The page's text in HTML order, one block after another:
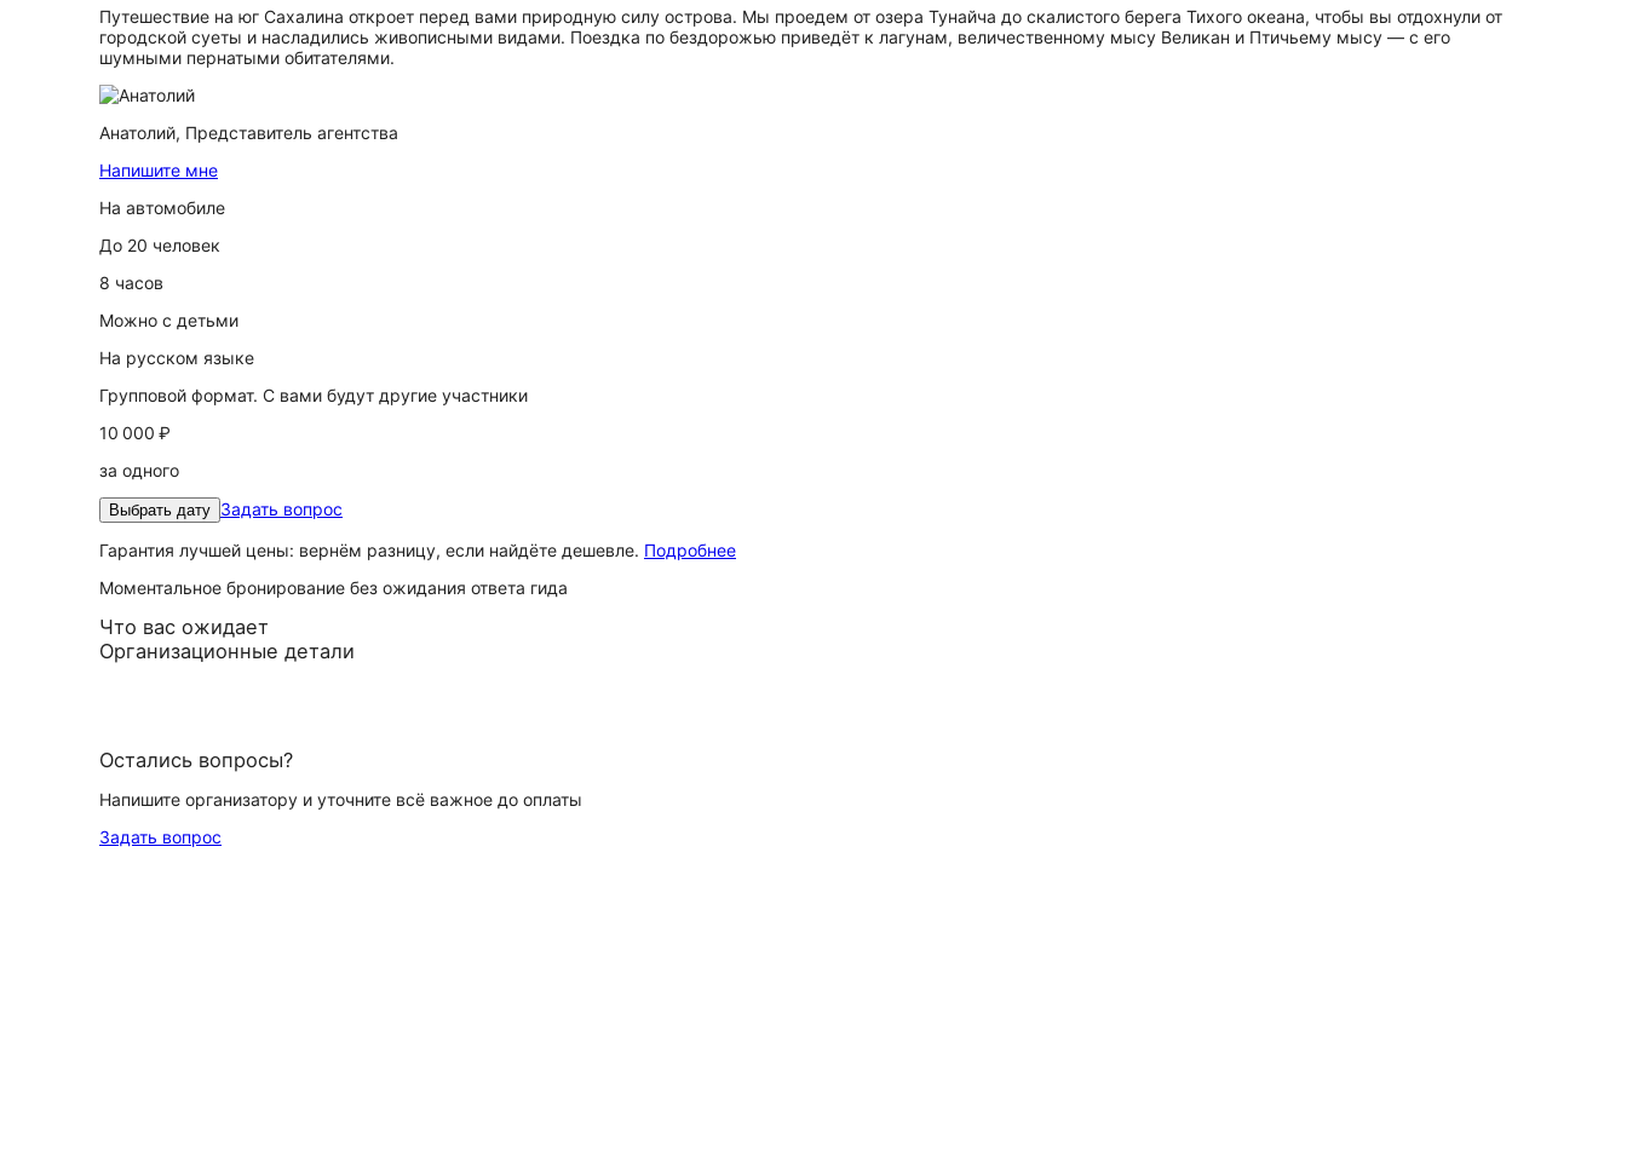
Путешествие на юг Сахалина откроет перед вами природную силу острова. Мы проедем от озера Тунайча до скалистого берега Тихого океана, чтобы вы отдохнули от
городской суеты и насладились живописными видами. Поездка по бездорожью приведёт к лагунам, величественному мысу Великан и Птичьему мысу — с его
шумными пернатыми обитателями.
Анатолий, Представитель агентства
Напишите мне
На автомобиле
До 20 человек
8 часов
Можно с детьми
На русском языке
Групповой формат. С вами будут другие участники
10 000 ₽
за одного
Выбрать дату Задать вопрос
Гарантия лучшей цены: вернём разницу, если найдёте дешевле. Подробнее
Моментальное бронирование без ожидания ответа гида
Что вас ожидает
Организационные детали
Остались вопросы?
Напишите организатору и уточните всё важное до оплаты
Задать вопрос